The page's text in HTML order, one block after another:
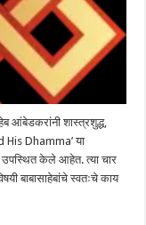
आंबेडकरांनी शास्त्रशुद्ध,
His Dhamma’ या
उपस्थित केले आहेत. त्या चार
बाबासाहेबांचे स्वतःचे काय